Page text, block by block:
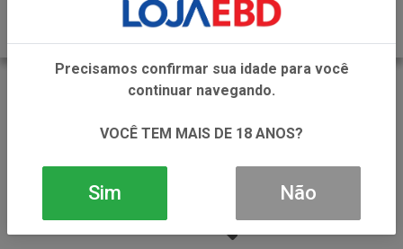
CONSERVAS DE SELETA
CONSERVAS DE SELETA
Precisamos confirmar sua idade para você
continuar navegando.
VOCÊ TEM MAIS DE 18 ANOS?
Sim Não